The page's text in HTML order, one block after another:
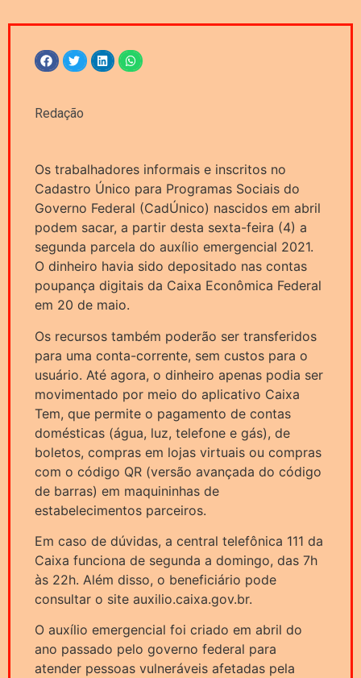
Redação
Os trabalhadores informais e inscritos no
Cadastro Único para Programas Sociais do
Governo Federal (CadÚnico) nascidos em abril
podem sacar, a partir desta sexta-feira (4) a
segunda parcela do auxílio emergencial 2021.
O dinheiro havia sido depositado nas contas
poupança digitais da Caixa Econômica Federal
em 20 de maio.
Os recursos também poderão ser transferidos
para uma conta-corrente, sem custos para o
usuário. Até agora, o dinheiro apenas podia ser
movimentado por meio do aplicativo Caixa
Tem, que permite o pagamento de contas
domésticas (água, luz, telefone e gás), de
boletos, compras em lojas virtuais ou compras
com o código QR (versão avançada do código
de barras) em maquininhas de
estabelecimentos parceiros.
Em caso de dúvidas, a central telefônica 111 da
Caixa funciona de segunda a domingo, das 7h
às 22h. Além disso, o beneficiário pode
consultar o site auxilio.caixa.gov.br.
O auxílio emergencial foi criado em abril do
ano passado pelo governo federal para
atender pessoas vulneráveis afetadas pela